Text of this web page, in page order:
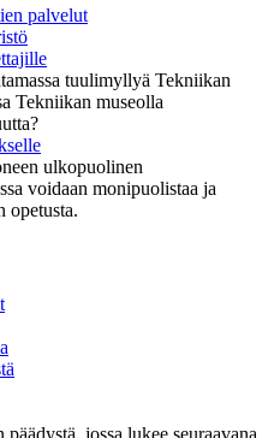
palvelut
ulkopuolinen
voidaan monipuolistaa ja
opetusta.